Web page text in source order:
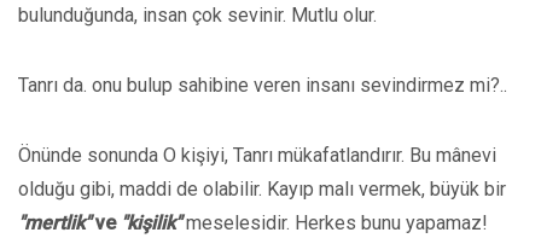
bulunduğunda, insan çok sevinir. Mutlu olur.
Tanrı da. onu bulup sahibine veren insanı sevindirmez mi?..
Önünde sonunda O kişiyi, Tanrı mükafatlandırır. Bu mânevi
olduğu gibi, maddi de olabilir. Kayıp malı vermek, büyük bir
"mertlik"ve "kişilik"meselesidir. Herkes bunu yapamaz!